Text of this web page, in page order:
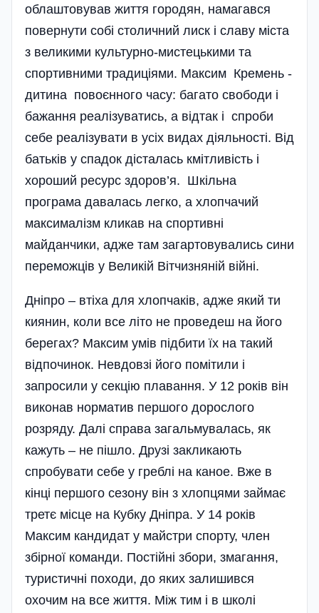
облаштовував життя городян, намагався
повернути собі столичний лиск і славу міста
з великими культурно-мистецькими та
спортивними традиціями. Максим Кремень -
дитина повоєнного часу: багато свободи і
бажання реалізуватись, а відтак і спроби
себе реалізувати в усіх видах діяльності. Від
батьків у спадок дісталась кмітливість і
хороший ресурс здоров’я. Шкільна
програма давалась легко, а хлопчачий
максималізм кликав на спортивні
майданчики, адже там загартовувались сини
переможців у Великій Вітчизняній війні.
Дніпро – втіха для хлопчаків, адже який ти
киянин, коли все літо не проведеш на його
берегах? Максим умів підбити їх на такий
відпочинок. Невдовзі його помітили і
запросили у секцію плавання. У 12 років він
виконав норматив першого дорослого
розряду. Далі справа загальмувалась, як
кажуть – не пішло. Друзі закликають
спробувати себе у греблі на каное. Вже в
кінці першого сезону він з хлопцями займає
третє місце на Кубку Дніпра. У 14 років
Максим кандидат у майстри спорту, член
збірної команди. Постійні збори, змагання,
туристичні походи, до яких залишився
охочим на все життя. Між тим і в школі